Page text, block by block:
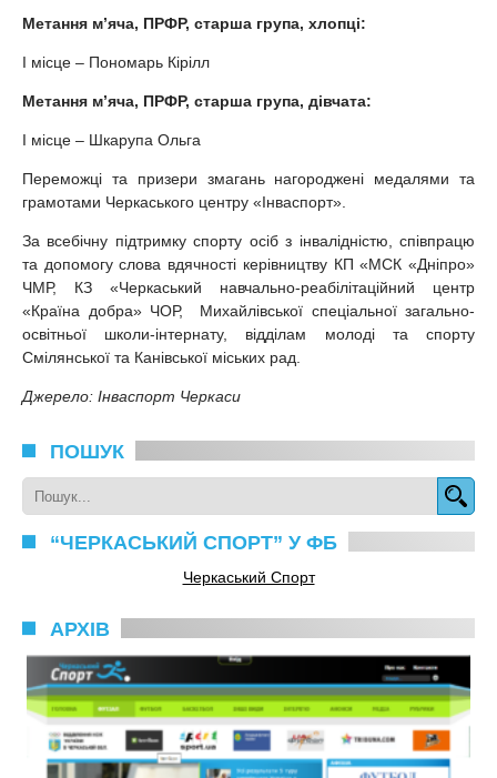
Метання м’яча, ПРФР, старша група, хлопці:
І місце – Пономарь Кірілл
Метання м’яча, ПРФР, старша група, дівчата:
І місце – Шкарупа Ольга
Переможці та призери змагань нагороджені медалями та
грамотами Черкаського центру «Інваспорт».
За всебічну підтримку спорту осіб з інвалідністю, співпрацю
та допомогу слова вдячності керівництву КП «МСК «Дніпро»
ЧМР, КЗ «Черкаський навчально-реабілітаційний центр
«Країна добра» ЧОР, Михайлівської спеціальної загально-
освітньої школи-інтернату, відділам молоді та спорту
Смілянської та Канівської міських рад.
Джерело: Інваспорт Черкаси
ПОШУК
“ЧЕРКАСЬКИЙ СПОРТ” У ФБ
Черкаський Спорт
АРХІВ